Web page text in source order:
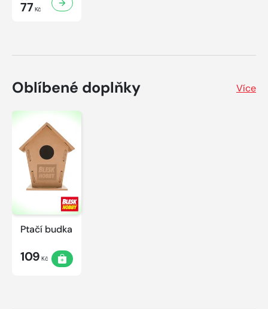
77 Kč
Oblíbené doplňky Více
Ptačí budka
109 Kč